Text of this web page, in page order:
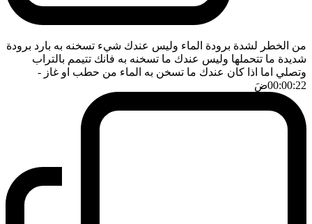
من الخطر لشدة برودة الماء وليس عندك شيء تسخنه به بارد برودة
شديدة ما تتحملها وليس عندك ما تسخنه به فانك تتيمم بالتراب
وتصلي اما اذا كان عندك ما تسخن به الماء من حطب او غاز -
00:00:22ضَ